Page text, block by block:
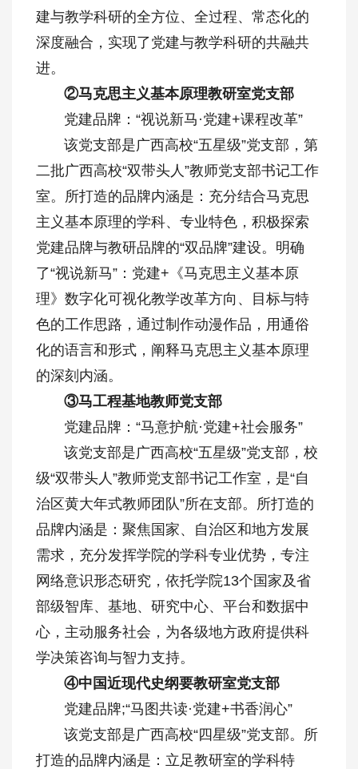
建与教学科研的全方位、全过程、常态化的
深度融合，实现了党建与教学科研的共融共
进。
②马克思主义基本原理教研室党支部
党建品牌：“视说新马·党建+课程改革”
该党支部是广西高校“五星级”党支部，第
二批广西高校“双带头人”教师党支部书记工作
室。所打造的品牌内涵是：充分结合马克思
主义基本原理的学科、专业特色，积极探索
党建品牌与教研品牌的“双品牌”建设。明确
了“视说新马”：党建+《马克思主义基本原
理》数字化可视化教学改革方向、目标与特
色的工作思路，通过制作动漫作品，用通俗
化的语言和形式，阐释马克思主义基本原理
的深刻内涵。
③马工程基地教师党支部
党建品牌：“马意护航·党建+社会服务”
该党支部是广西高校“五星级”党支部，校
级“双带头人”教师党支部书记工作室，是“自
治区黄大年式教师团队”所在支部。所打造的
品牌内涵是：聚焦国家、自治区和地方发展
需求，充分发挥学院的学科专业优势，专注
网络意识形态研究，依托学院13个国家及省
部级智库、基地、研究中心、平台和数据中
心，主动服务社会，为各级地方政府提供科
学决策咨询与智力支持。
④中国近现代史纲要教研室党支部
党建品牌;“马图共读·党建+书香润心”
该党支部是广西高校“四星级”党支部。所
打造的品牌内涵是：立足教研室的学科特